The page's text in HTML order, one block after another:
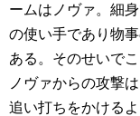
ームはノヴァ。細
の使い手であり物
ある。そのせいで
ノヴァからの攻撃
追い打ちをかける